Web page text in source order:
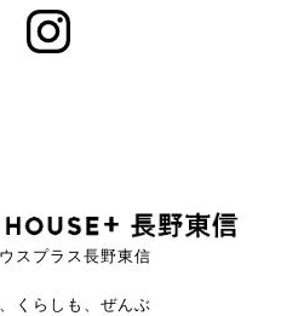
スプラス長野東信
くらしも、ぜんぶ